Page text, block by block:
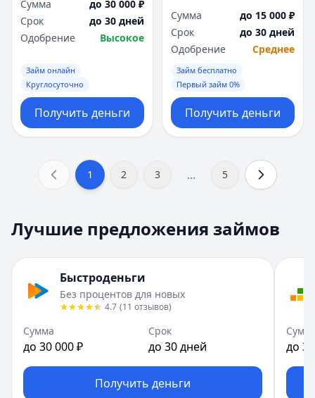
Сумма
до 30 000 ₽
Срок
до 30 дней
Одобрение
Высокое
Займ онлайн
Круглосуточно
Получить деньги
Сумма
до 15 000 ₽
Срок
до 30 дней
Одобрение
Среднее
Займ бесплатно
Первый займ 0%
Получить деньги
1 2 3 ... 5
Лучшие предложения займов
Быстроденьги
Без процентов для новых
4.7 (11 отзывов)
Сумма
до 30 000 ₽
Срок
до 30 дней
Получить деньги
до